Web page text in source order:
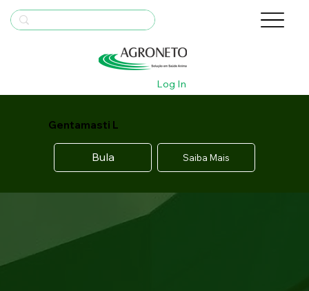
Log In
Gentamasti L
Bula Saiba Mais